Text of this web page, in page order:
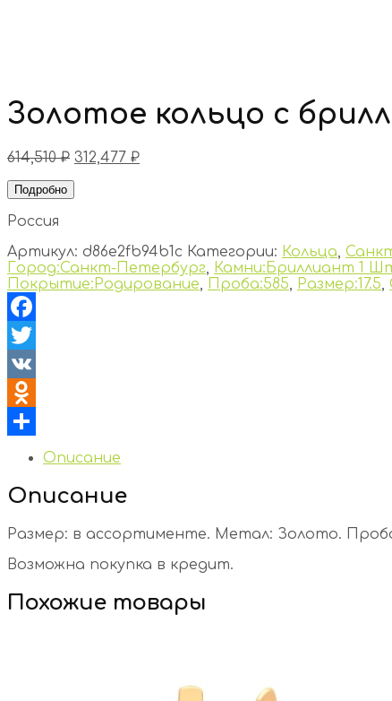
Золотое кольцо с
614,510₽ 312,477 ₽
Подробно
Россия
Артикул: d86e2fb94b1c Категории: Кольца,
Город:Санкт-Петербург, Камни:Бриллиант 1
Покрытие:Родирование, Проба:585, Размер:17.5,
Facebook
Twitter
VK
Odnoklassniki
Отправить
Описание
Описание
Размер: в ассортименте. Метал: Золото.
Возможна покупка в кредит.
Похожие товары